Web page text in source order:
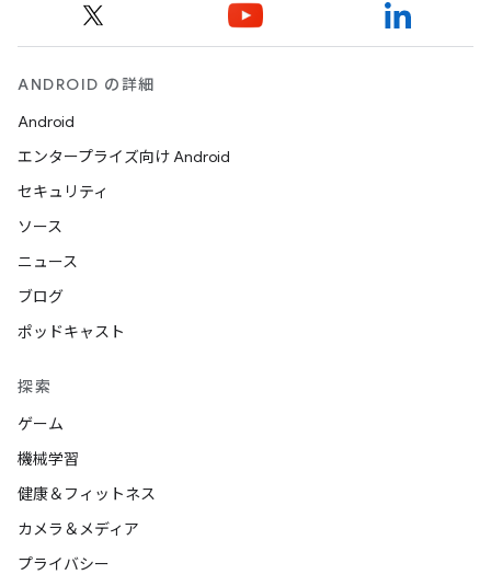
ANDROID の詳細
Android
エンタープライズ向け Android
セキュリティ
ソース
ニュース
ブログ
ポッドキャスト
探索
ゲーム
機械学習
健康＆フィットネス
カメラ＆メディア
プライバシー